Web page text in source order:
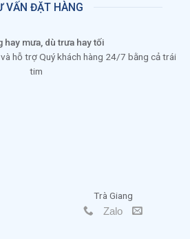
VẤN ĐẶT HÀNG
hay mưa, dù trưa hay tối
hỗ trợ Quý khách hàng 24/7 bằng cả trái
tim
Trà Giang
Zalo